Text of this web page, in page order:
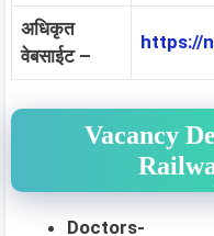
अधिकृत
वेबसाईट –
https://
Vacancy
Doctors-